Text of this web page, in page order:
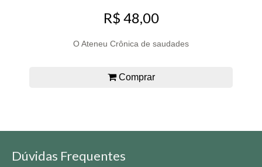
R$ 48,00
O Ateneu Crônica de saudades
Comprar
Dúvidas Frequentes